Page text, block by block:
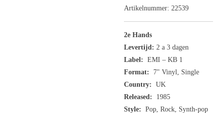
Artikelnummer: 22539
2e Hands
Levertijd: 2 a 3 dagen
Label: EMI ‎– KB 1
Format: 7" Vinyl, Single
Country: UK
Released: 1985
Style: Pop, Rock, Synth-pop